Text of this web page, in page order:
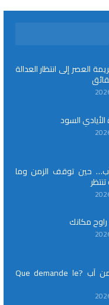
العصر إلى انتظار العدالة
السود
آب… حين توقف الزمن وما
في الرابع من آب ?Que demande le